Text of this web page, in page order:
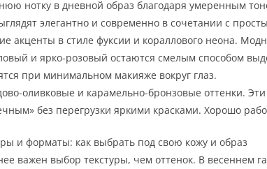
нотку в дневной образ благодаря умеренным
элегантно и современно в сочетании с
акценты в стиле фуксии и кораллового неона.
и ярко-розовый остаются смелым способом
при минимальном макияже вокруг глаз.
оливковые и карамельно-бронзовые оттенки.
без перегрузки яркими красками. Хорошо
и форматы: как выбрать под свою кожу и образ
важен выбор текстуры, чем оттенок. В весеннем